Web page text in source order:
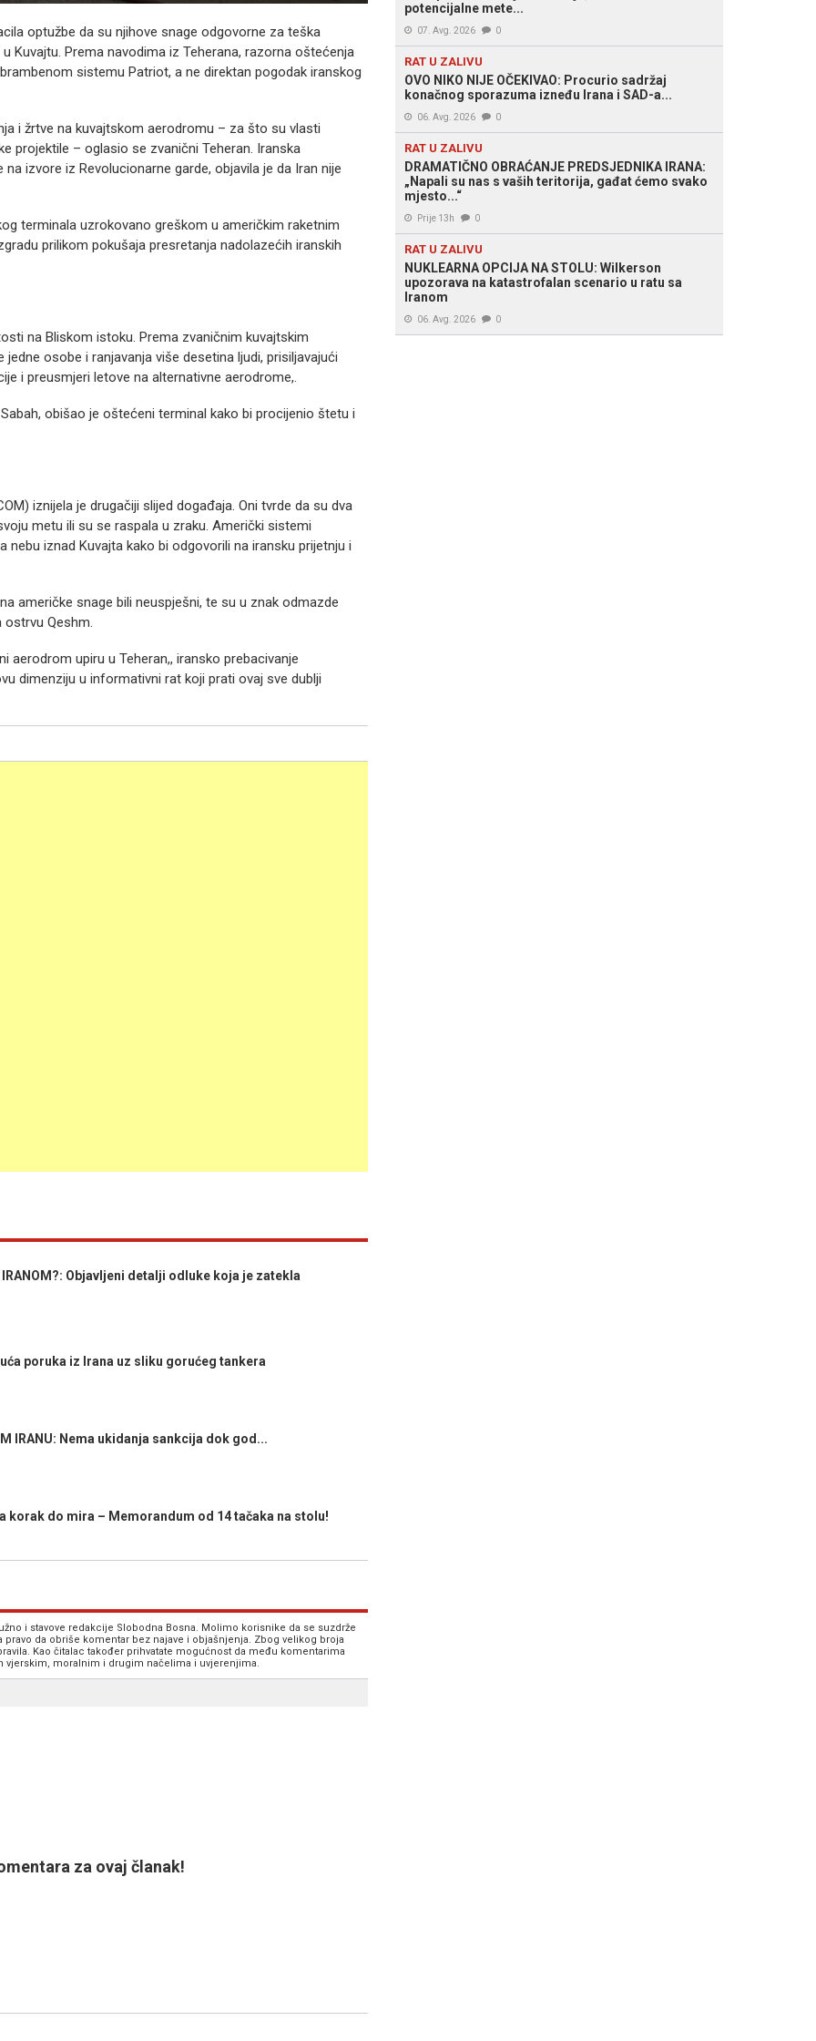
optužbe da su njihove snage odgovorne za teška
Kuvajtu. Prema navodima iz Teherana, razorna oštećenja
sistemu Patriot, a ne direktan pogodak iranskog
i žrtve na kuvajtskom aerodromu – za što su vlasti
projektile – oglasio se zvanični Teheran. Iranska
izvore iz Revolucionarne garde, objavila je da Iran nije
terminala uzrokovano greškom u američkim raketnim
prilikom pokušaja presretanja nadolazećih iranskih
na Bliskom istoku. Prema zvaničnim kuvajtskim
osobe i ranjavanja više desetina ljudi, prisiljavajući
i preusmjeri letove na alternativne aerodrome,.
obišao je oštećeni terminal kako bi procijenio štetu i
iznijela je drugačiji slijed događaja. Oni tvrde da su dva
metu ili su se raspala u zraku. Američki sistemi
iznad Kuvajta kako bi odgovorili na iransku prijetnju i
američke snage bili neuspješni, te su u znak odmazde
ostrvu Qeshm.
aerodrom upiru u Teheran,, iransko prebacivanje
dimenziju u informativni rat koji prati ovaj sve dublji
IRANOM?: Objavljeni detalji odluke koja je zatekla
poruka iz Irana uz sliku gorućeg tankera
IRANU: Nema ukidanja sankcija dok god...
korak do mira – Memorandum od 14 tačaka na stolu!
i stavove redakcije Slobodna Bosna. Molimo korisnike da se suzdrže
pravo da obriše komentar bez najave i objašnjenja. Zbog velikog broja
Kao čitalac također prihvatate mogućnost da među komentarima
vjerskim, moralnim i drugim načelima i uvjerenjima.
za ovaj članak!
potencijalne mete...
07. Avg. 2026 0
RAT U ZALIVU
OVO NIKO NIJE OČEKIVAO: Procurio sadržaj
konačnog sporazuma izneđu Irana i SAD-a...
06. Avg. 2026 0
RAT U ZALIVU
DRAMATIČNO OBRAĆANJE PREDSJEDNIKA IRANA:
„Napali su nas s vaših teritorija, gađat ćemo svako
mjesto...“
Prije 13h 0
RAT U ZALIVU
NUKLEARNA OPCIJA NA STOLU: Wilkerson
upozorava na katastrofalan scenario u ratu sa
Iranom
06. Avg. 2026 0